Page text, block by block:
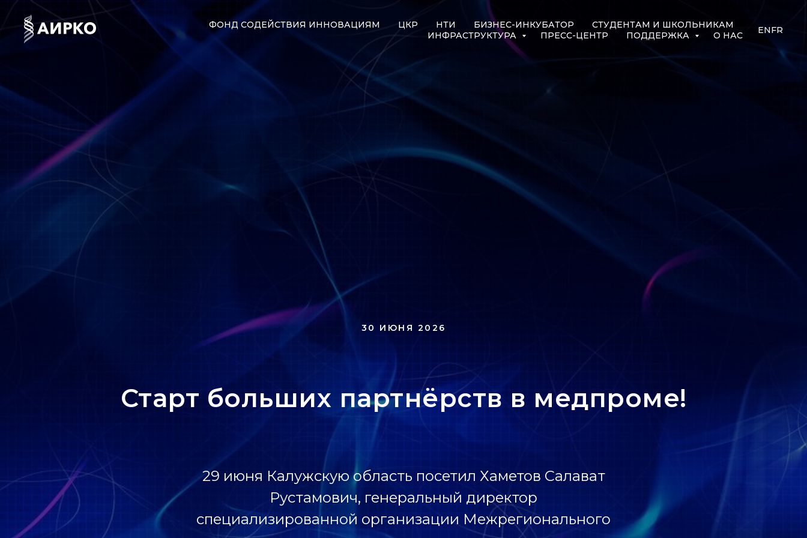
ФОНД СОДЕЙСТВИЯ ИННОВАЦИЯМ ЦКР НТИ БИЗНЕС-ИНКУБАТОР
СТУДЕНТАМ И ШКОЛЬНИКАМ
ИНФРАСТРУКТУРА
ПРЕСС-ЦЕНТР ПОДДЕРЖКА О НАС ENFR
30 ИЮНЯ 2026
Старт больших партнёрств в медпроме!
29 июня Калужскую область посетил Хаметов Салават
Рустамович, генеральный директор
специализированной организации Межрегионального